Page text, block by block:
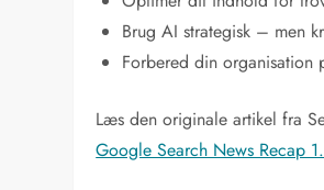
Brug AI strategisk – men
Forbered din
Læs den originale artikel fra
Google Search News Recap